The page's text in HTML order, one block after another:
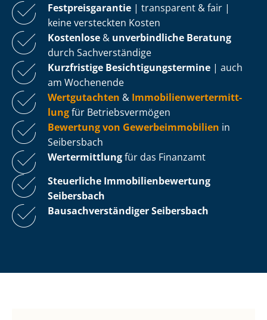
Fest­preis­ga­ran­tie | transparent & fair |
keine versteckten Kosten
Kostenlose & unverbindliche Beratung
durch Sachverständige
Kurzfristige Be­sich­ti­gungs­ter­mi­ne | auch
am Wochenende
Wertgutachten & Im­mo­bi­li­en­wert­ermitt­
lungfür Be­triebs­ver­mö­gen
Bewertung von Ge­wer­be­im­mo­bi­li­en in
Seibersbach
Wertermittlungfür das Finanzamt
Steuerliche Im­mo­bi­li­en­be­wer­tung
Seibersbach
Bau­sach­ver­stän­di­ger Seibersbach